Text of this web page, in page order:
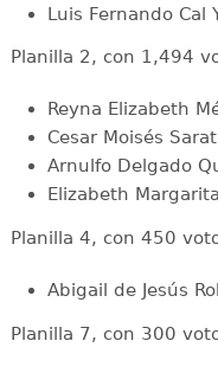
Luis Fernando Cal
Planilla 2, con 1,494
Reyna Elizabeth
Cesar Moisés
Arnulfo Delgado
Elizabeth
Planilla 4, con 450
Abigail de Jesús
Planilla 7, con 300